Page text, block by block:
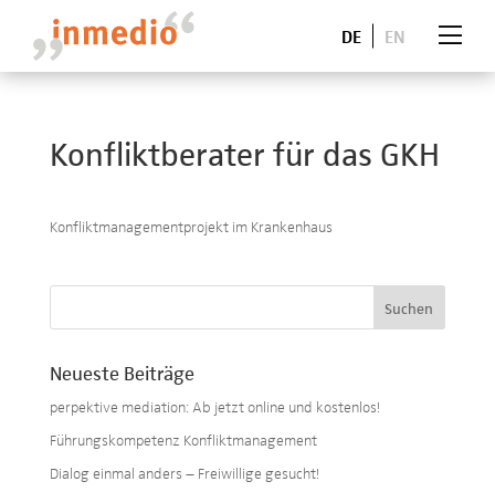
DE EN
Konfliktberater für das GKH
Konfliktmanagementprojekt im Krankenhaus
Neueste Beiträge
perpektive mediation: Ab jetzt online und kostenlos!
Führungskompetenz Konfliktmanagement
Dialog einmal anders – Freiwillige gesucht!